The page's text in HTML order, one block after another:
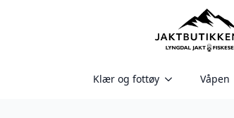
Klær og fottøy Våpen